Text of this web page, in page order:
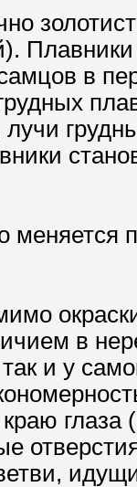
в
меняется
в
и у